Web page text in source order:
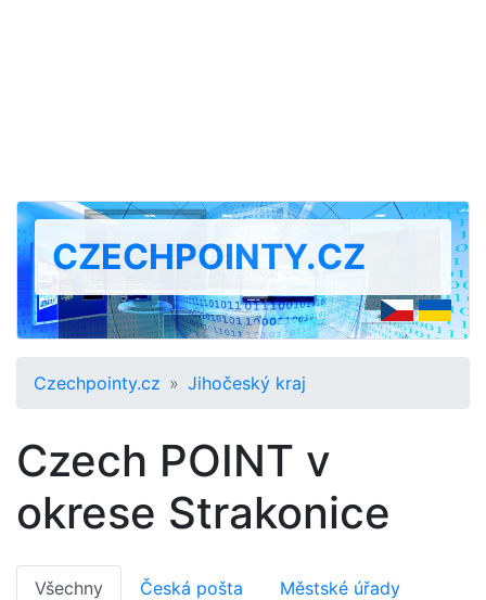
CZECHPOINTY.CZ
Czechpointy.cz Jihočeský kraj
Czech POINT v
okrese Strakonice
Všechny Česká pošta Městské úřady